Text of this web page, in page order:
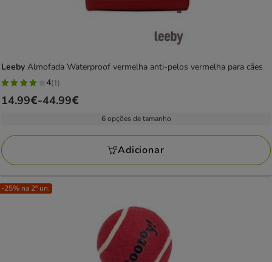
Leeby Almofada Waterproof vermelha anti-pelos vermelha para cães
4
estrelas
avaliações
4(1)
Preço
a
44.99€
14.99€-44.99€
6 opções de tamanho
Adicionar
-25% na 2ª un.